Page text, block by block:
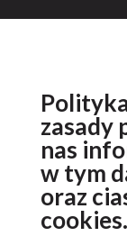
zasady
nas
w tym
oraz
cookies.